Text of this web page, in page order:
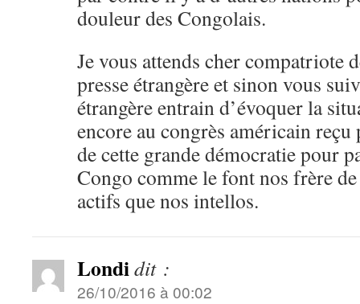
douleur des Congolais.
Je vous attends cher compatriote
presse étrangère et sinon vous
étrangère entrain d’évoquer la
encore au congrès américain
de cette grande démocratie pour
Congo comme le font nos frère
actifs que nos intellos.
Londidit :
26/10/2016 à 00:02